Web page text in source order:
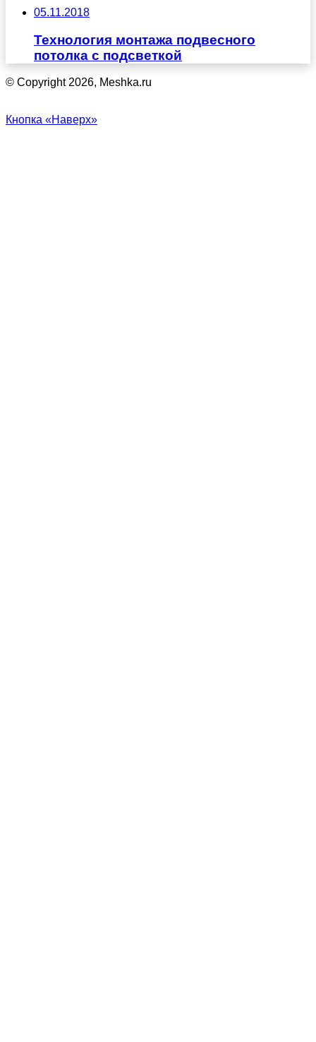
05.11.2018
Технология монтажа подвесного
потолка с подсветкой
© Copyright 2026, Meshka.ru
Кнопка «Наверх»